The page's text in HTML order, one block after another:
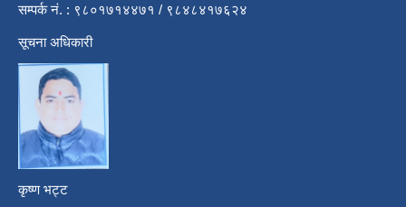
सम्पर्क नं. : ९८०१७१४४७१ / ९८४८४१७६२४
सूचना अधिकारी
कृष्ण भट्ट